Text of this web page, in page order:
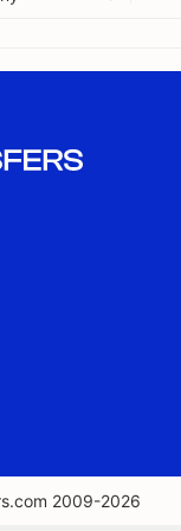
2009-2026